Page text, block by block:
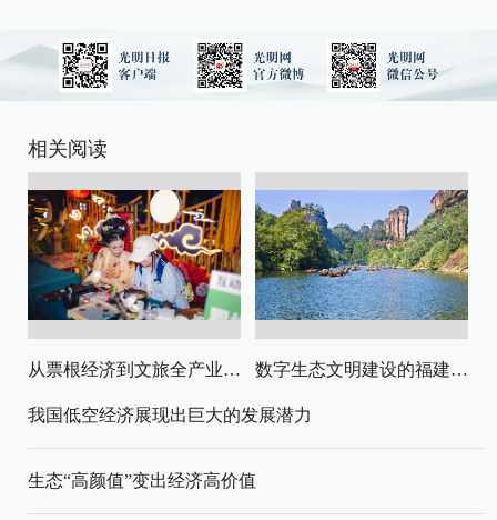
相关阅读
从票根经济到文旅全产业链升级 数字生态文明建设的福建路径与启示
我国低空经济展现出巨大的发展潜力
生态“高颜值”变出经济高价值